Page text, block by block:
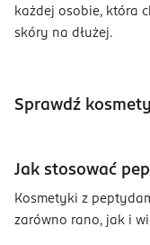
każdej osobie, która
skóry na dłużej.
Sprawdź
Jak stosować
Kosmetyki z
zarówno rano, jak i